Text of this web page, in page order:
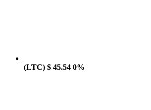
(LTC) $ 45.54 0%